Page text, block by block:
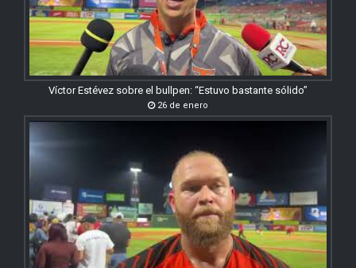
Víctor Estévez sobre el bullpen: “Estuvo bastante sólido”
26 de enero